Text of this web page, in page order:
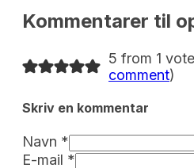
Kommentarer til
5 from 1
comment)
Skriv en kommentar
Navn *
E-mail *